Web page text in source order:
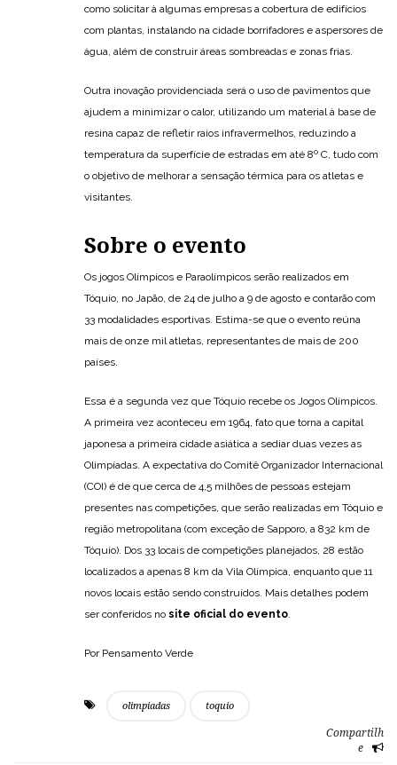
como solicitar à algumas empresas a cobertura de edifícios
com plantas, instalando na cidade borrifadores e aspersores de
água, além de construir áreas sombreadas e zonas frias.
Outra inovação providenciada será o uso de pavimentos que
ajudem a minimizar o calor, utilizando um material à base de
resina capaz de refletir raios infravermelhos, reduzindo a
temperatura da superfície de estradas em até 8º C, tudo com
o objetivo de melhorar a sensação térmica para os atletas e
visitantes.
Sobre o evento
Os jogos Olímpicos e Paraolímpicos serão realizados em
Tóquio, no Japão, de 24 de julho a 9 de agosto e contarão com
33 modalidades esportivas. Estima-se que o evento reúna
mais de onze mil atletas, representantes de mais de 200
países.
Essa é a segunda vez que Tóquio recebe os Jogos Olímpicos.
A primeira vez aconteceu em 1964, fato que torna a capital
japonesa a primeira cidade asiática a sediar duas vezes as
Olimpíadas. A expectativa do Comitê Organizador Internacional
(COI) é de que cerca de 4,5 milhões de pessoas estejam
presentes nas competições, que serão realizadas em Tóquio e
região metropolitana (com exceção de Sapporo, a 832 km de
Tóquio). Dos 33 locais de competições planejados, 28 estão
localizados a apenas 8 km da Vila Olímpica, enquanto que 11
novos locais estão sendo construídos. Mais detalhes podem
ser conferidos no site oficial do evento.
Por Pensamento Verde
olimpiadas toquio
Compartilh
e